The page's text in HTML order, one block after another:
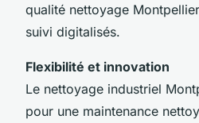
qualité nettoyage
suivi digitalisés.
Flexibilité et innovation
Le nettoyage industriel
pour une maintenance